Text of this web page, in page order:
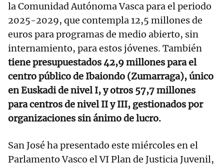
la Comunidad Autónoma Vasca para el periodo
2025-2029, que contempla 12,5 millones de
euros para programas de medio abierto, sin
internamiento, para estos jóvenes. También
tiene presupuestados 42,9 millones para el
centro público de Ibaiondo (Zumarraga), único
en Euskadi de nivel I, y otros 57,7 millones
para centros de nivel II y III, gestionados por
organizaciones sin ánimo de lucro.
San José ha presentado este miércoles en el
Parlamento Vasco el VI Plan de Justicia Juvenil,